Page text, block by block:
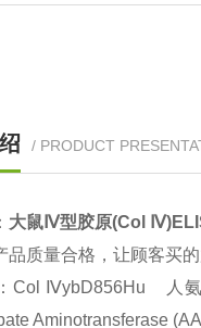
/ PRODUCT
大鼠 Ⅳ型胶原(Col
品质量合格，让顾客买的
Col ⅣybD856Hu 人氨
Aminotransferase